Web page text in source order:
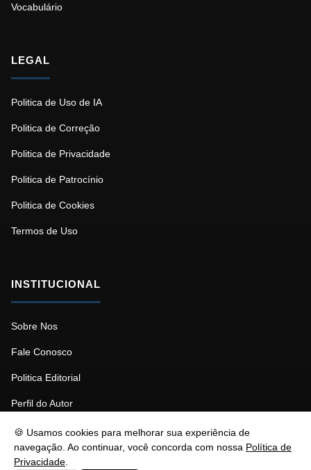
🍪 Usamos cookies para melhorar sua experiência de
navegação. Ao continuar, você concorda com nossa Política de
Privacidade
Vocabulário
LEGAL
Politica de Uso de IA
Politica de Correção
Politica de Privacidade
Politica de Patrocínio
Politica de Cookies
Termos de Uso
INSTITUCIONAL
Sobre Nos
Fale Conosco
Politica Editorial
Perfil do Autor